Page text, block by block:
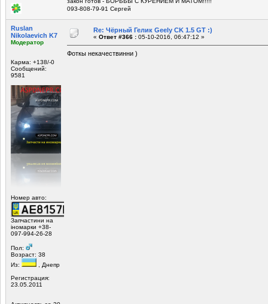
093-808-79-91 Сергей
Ruslan
Nikolaevich K7
Модератор
Карма: +138/-0
Сообщений:
9581
Номер авто:
Запчастини на
іномарки +38-
097-994-26-28
Пол:
Возраст: 38
Из:
, Днепр
Регистрация:
23.05.2011
Re: Чёрный Гелик Geely CK 1.5 GT :)
« Ответ #366 : 05-10-2016, 06:47:12 »
Фоткы некачествинни )